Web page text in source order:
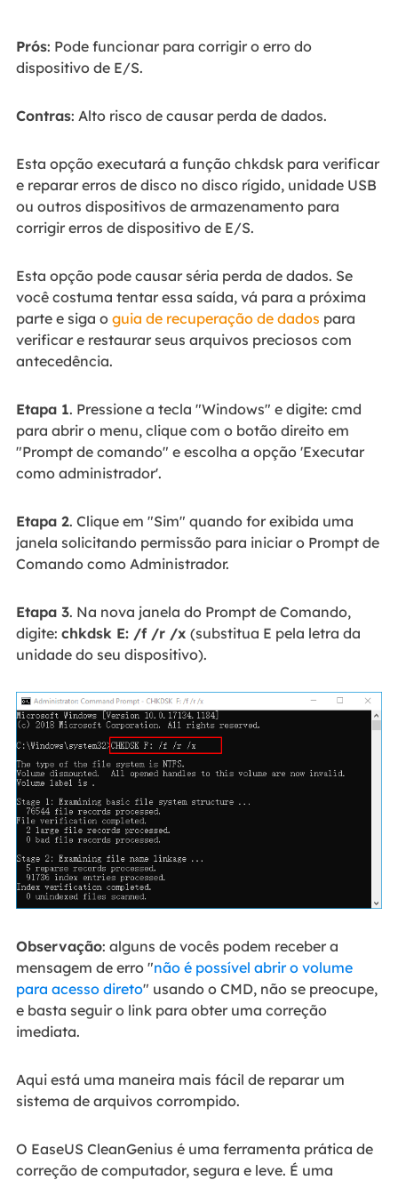
Prós: Pode funcionar para corrigir o erro do
dispositivo de E/S.
Contras: Alto risco de causar perda de dados.
Esta opção executará a função chkdsk para verificar
e reparar erros de disco no disco rígido, unidade USB
ou outros dispositivos de armazenamento para
corrigir erros de dispositivo de E/S.
Esta opção pode causar séria perda de dados. Se
você costuma tentar essa saída, vá para a próxima
parte e siga o guia de recuperação de dados para
verificar e restaurar seus arquivos preciosos com
antecedência.
Etapa 1. Pressione a tecla "Windows" e digite: cmd
para abrir o menu, clique com o botão direito em
"Prompt de comando" e escolha a opção 'Executar
como administrador'.
Etapa 2. Clique em "Sim" quando for exibida uma
janela solicitando permissão para iniciar o Prompt de
Comando como Administrador.
Etapa 3. Na nova janela do Prompt de Comando,
digite: chkdsk E: /f /r /x (substitua E pela letra da
unidade do seu dispositivo).
Observação: alguns de vocês podem receber a
mensagem de erro "não é possível abrir o volume
para acesso direto" usando o CMD, não se preocupe,
e basta seguir o link para obter uma correção
imediata.
Aqui está uma maneira mais fácil de reparar um
sistema de arquivos corrompido.
O EaseUS CleanGenius é uma ferramenta prática de
correção de computador, segura e leve. É uma